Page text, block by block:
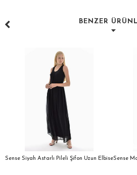
BENZER
Sense Siyah Astarlı Pileli Şifon Uzun ElbiseSense